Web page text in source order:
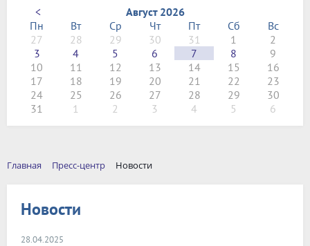
<
Август 2026
Пн
Вт Ср Чт Пт Сб
Вс
27
28 29 30 31 1
2
3
4 5 6 7 8
9
10
11 12 13 14 15
16
17
18 19 20 21 22
23
24
25 26 27 28 29
30
31
1 2 3 4 5 6
Главная Пресс-центр Новости
Новости
28.04.2025